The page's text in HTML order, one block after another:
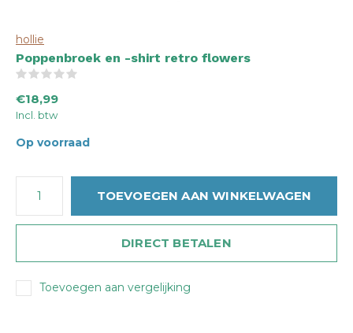
hollie
Poppenbroek en -shirt retro flowers
€18,99
Incl. btw
Op voorraad
TOEVOEGEN AAN WINKELWAGEN
DIRECT BETALEN
Toevoegen aan vergelijking